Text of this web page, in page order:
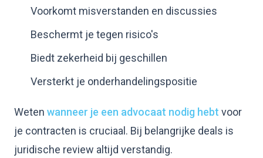
Voorkomt misverstanden en discussies
Beschermt je tegen risico's
Biedt zekerheid bij geschillen
Versterkt je onderhandelingspositie
Weten wanneer je een advocaat nodig hebt voor
je contracten is cruciaal. Bij belangrijke deals is
juridische review altijd verstandig.